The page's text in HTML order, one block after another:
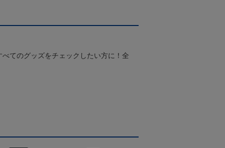
てのグッズをチェックしたい方に！全